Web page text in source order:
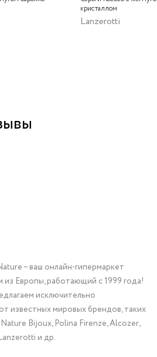
кристаллом
Lanzerotti
– ваш онлайн-гипермаркет
из Европы, работающий с 1999 года!
исключительно
известных мировых брендов, таких
Nature Bijoux, Polina Firenze, Alcozer,
и др.